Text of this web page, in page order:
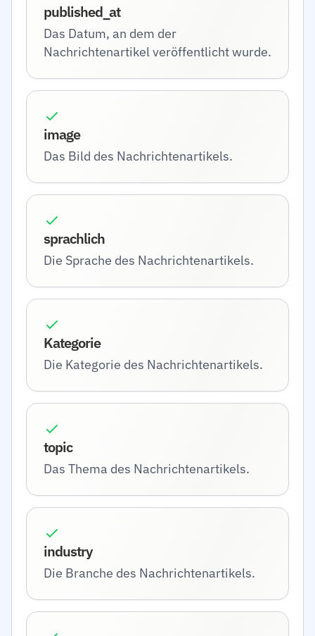
published_at
Das Datum, an dem der
Nachrichtenartikel veröffentlicht wurde.
image
Das Bild des Nachrichtenartikels.
sprachlich
Die Sprache des Nachrichtenartikels.
Kategorie
Die Kategorie des Nachrichtenartikels.
topic
Das Thema des Nachrichtenartikels.
industry
Die Branche des Nachrichtenartikels.